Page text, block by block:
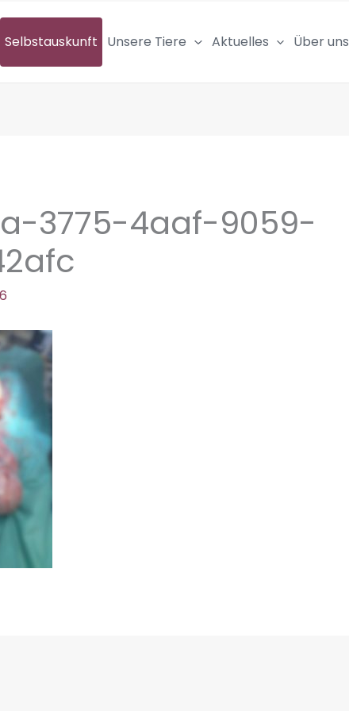
Selbstauskunft Unsere Tiere Aktuelles Über uns
3775-4aaf-9059-